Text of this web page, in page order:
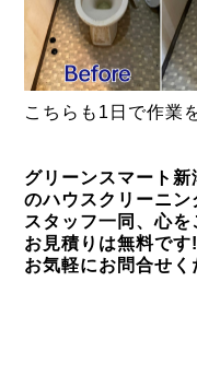
こちらも1日で作業
グリーンスマート
のハウスクリーニ
スタッフ一同、心
お見積りは無料です
お気軽にお問合せく